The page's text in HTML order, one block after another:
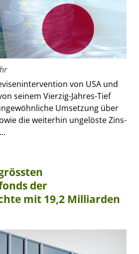
von USA und
seinem Vierzig-Jahres-Tief
Umsetzung über
die weiterhin ungelöste Zins-
der
mit 19,2 Milliarden